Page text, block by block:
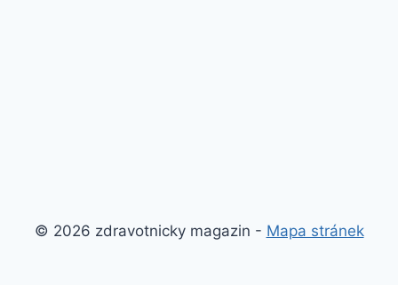
© 2026 zdravotnicky magazin - Mapa stránek